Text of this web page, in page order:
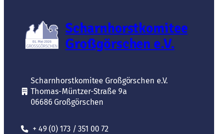
Scharnhorstkomitee
Großgörschen e.V.
Scharnhorstkomitee Großgörschen e.V.
Thomas-Müntzer-Straße 9a
06686 Großgörschen
+ 49 (0) 173 / 351 00 72